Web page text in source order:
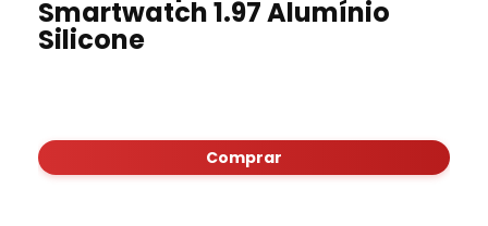
Smartwatch 1.97 Alumínio
Silicone
Comprar